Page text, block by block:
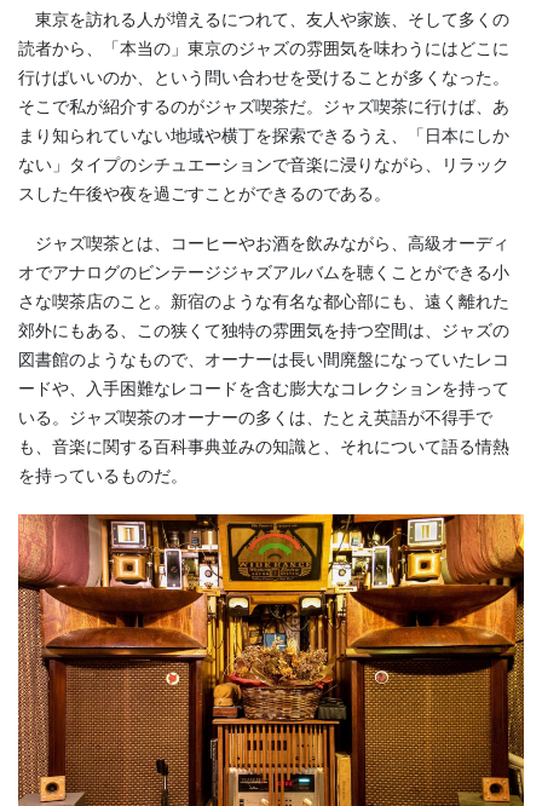
東京を訪れる人が増えるにつれて、友人や家族、そして多くの
読者から、「本当の」東京のジャズの雰囲気を味わうにはどこに
行けばいいのか、という問い合わせを受けることが多くなった。
そこで私が紹介するのがジャズ喫茶だ。ジャズ喫茶に行けば、あ
まり知られていない地域や横丁を探索できるうえ、「日本にしか
ない」タイプのシチュエーションで音楽に浸りながら、リラック
スした午後や夜を過ごすことができるのである。
ジャズ喫茶とは、コーヒーやお酒を飲みながら、高級オーディ
オでアナログのビンテージジャズアルバムを聴くことができる小
さな喫茶店のこと。新宿のような有名な都心部にも、遠く離れた
郊外にもある、この狭くて独特の雰囲気を持つ空間は、ジャズの
図書館のようなもので、オーナーは長い間廃盤になっていたレコ
ードや、入手困難なレコードを含む膨大なコレクションを持って
いる。ジャズ喫茶のオーナーの多くは、たとえ英語が不得手で
も、音楽に関する百科事典並みの知識と、それについて語る情熱
を持っているものだ。